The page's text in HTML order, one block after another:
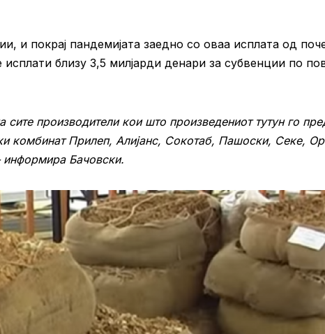
и покрај пандемијата заедно со оваа исплата од
близу 3,5 милјарди денари за субвенции по
сите производители кои што произведениот тутун го
комбинат Прилеп, Алијанс, Сокотаб, Пашоски, Секе,
информира Бачовски.